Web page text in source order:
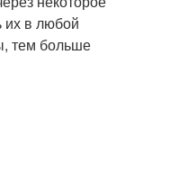
их в любой
тем больше